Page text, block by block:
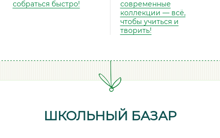
собраться быстро!
современные
коллекции — всё,
чтобы учиться и
творить!
ШКОЛЬНЫЙ БАЗАР